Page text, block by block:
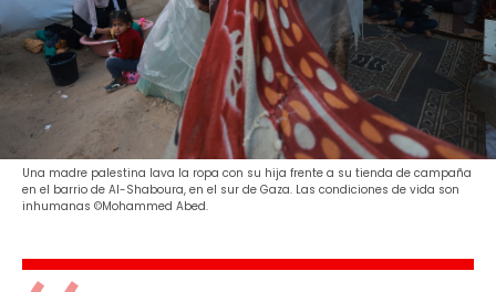
Una madre palestina lava la ropa con su hija frente a su tienda de campaña
en el barrio de Al-Shaboura, en el sur de Gaza. Las condiciones de vida son
inhumanas ©Mohammed Abed.